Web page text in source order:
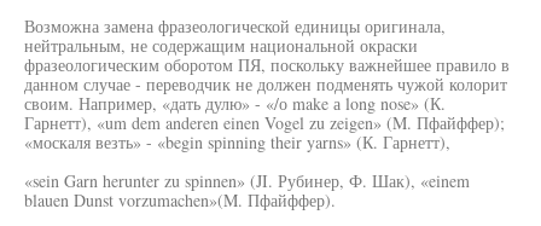
Возможна замена фразеологической единицы оригинала,
нейтральным, не содержащим национальной окраски
фразеологическим оборотом ПЯ, поскольку важнейшее правило в
данном случае - переводчик не должен подменять чужой колорит
своим. Например, «дать дулю» - «/о make а long nose» (К.
Гарнетт), «um dem anderen einen Vogel zu zeigen» (M. Пфайффер);
«москаля везть» - «begin spinning their yarns» (К. Гарнетт),
«sein Garn herunter zu spinnen» (JI. Рубинер, Ф. Шак), «einem
blauen Dunst vorzumachen»(M. Пфайффер).